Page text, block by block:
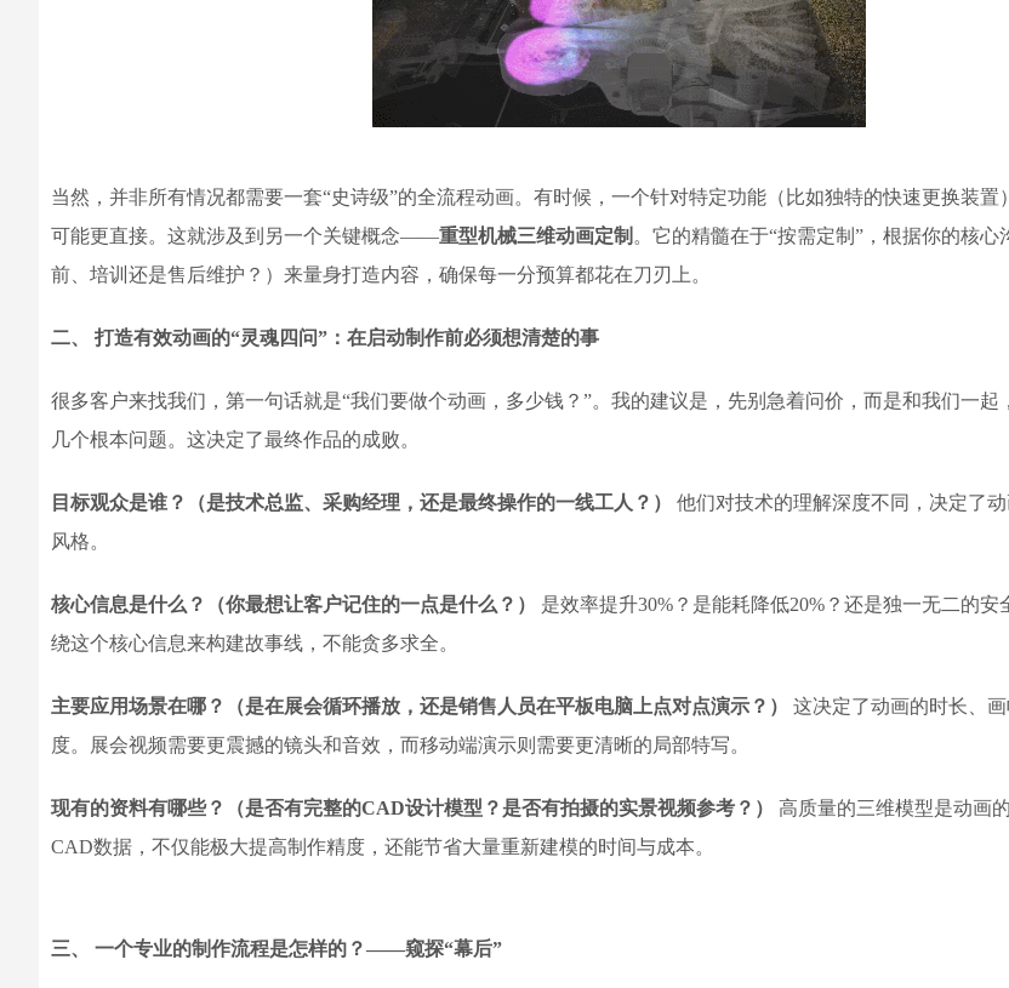
当然，并非所有情况都需要一套“史诗级”的全流程动画。有时候，一个针对特定功能（比如独特的快速更换装置
可能更直接。这就涉及到另一个关键概念——重型机械三维动画定制 。它的精髓在于“按需定制”，根据你的核心
前、培训还是售后维护？）来量身打造内容，确保每一分预算都花在刀刃上。
二、 打造有效动画的“灵魂四问”：在启动制作前必须想清楚的事
很多客户来找我们，第一句话就是“我们要做个动画，多少钱？”。我的建议是，先别急着问价，而是和我们一起
几个根本问题。这决定了最终作品的成败。
目标观众是谁？（是技术总监、采购经理，还是最终操作的一线工人？）
他们对技术的理解深度不同，决定了
风格。
核心信息是什么？（你最想让客户记住的一点是什么？）
是效率提升30%？是能耗降低20%？还是独一无二的安
绕这个核心信息来构建故事线，不能贪多求全。
主要应用场景在哪？（是在展会循环播放，还是销售人员在平板电脑上点对点演示？）
这决定了动画的时长、
度。展会视频需要更震撼的镜头和音效，而移动端演示则需要更清晰的局部特写。
现有的资料有哪些？（是否有完整的CAD设计模型？是否有拍摄的实景视频参考？）
高质量的三维模型是动画
CAD数据，不仅能极大提高制作精度，还能节省大量重新建模的时间与成本。
三、 一个专业的制作流程是怎样的？——窥探“幕后”